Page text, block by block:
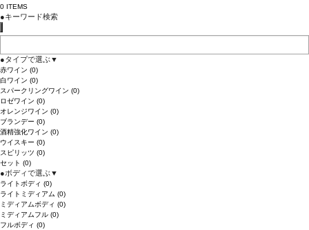
0 ITEMS
●キーワード検索
●タイプで選ぶ▼
赤ワイン (0)
白ワイン (0)
スパークリングワイン (0)
ロゼワイン (0)
オレンジワイン (0)
ブランデー (0)
酒精強化ワイン (0)
ウイスキー (0)
スピリッツ (0)
セット (0)
●ボディで選ぶ▼
ライトボディ (0)
ライトミディアム (0)
ミディアムボディ (0)
ミディアムフル (0)
フルボディ (0)